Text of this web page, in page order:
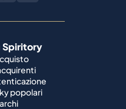
Spiritory
popolari